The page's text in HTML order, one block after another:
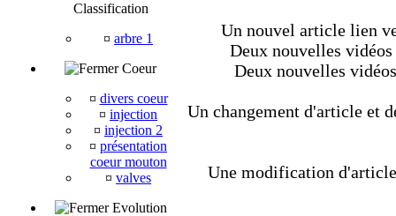
Classification
¤ arbre 1
Coeur
¤ divers coeur
¤ injection
¤ injection 2
¤ présentation
coeur mouton
¤ valves
Evolution
Un nouvel article lien
Deux nouvelles
Deux nouvelles
Un changement d'article et
Une modification